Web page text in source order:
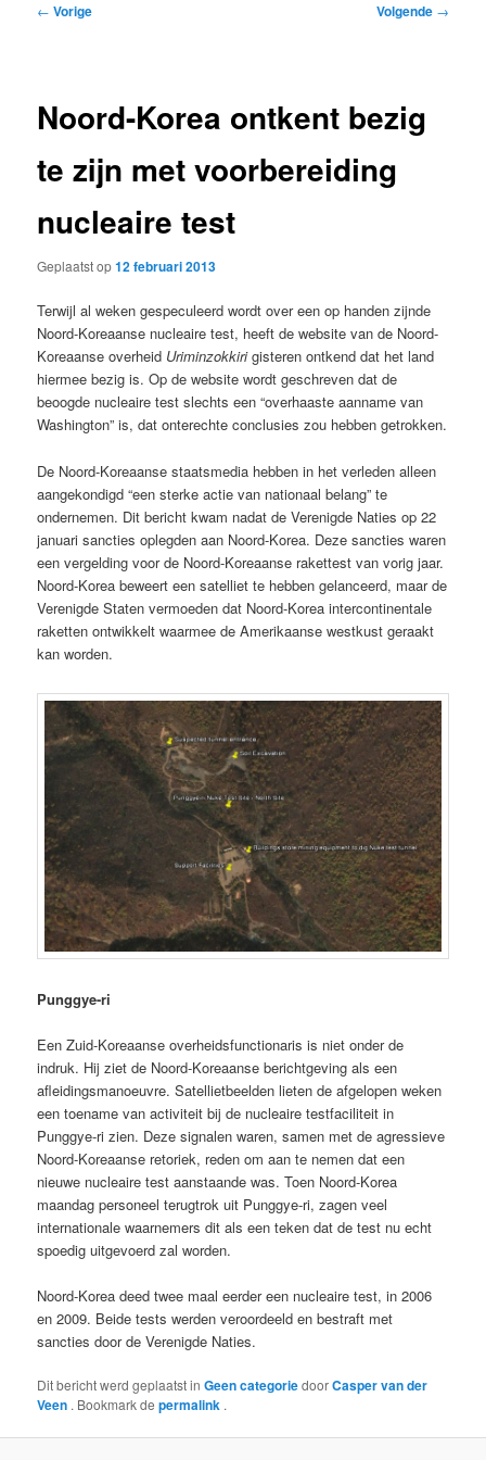
Bericht
← Vorige Volgende →
Noord-Korea ontkent bezig
te zijn met voorbereiding
nucleaire test
Geplaatst op12 februari 2013
Terwijl al weken gespeculeerd wordt over een op handen zijnde
Noord-Koreaanse nucleaire test, heeft de website van de Noord-
Koreaanse overheid Uriminzokkirigisteren ontkend dat het land
hiermee bezig is. Op de website wordt geschreven dat de
beoogde nucleaire test slechts een “overhaaste aanname van
Washington” is, dat onterechte conclusies zou hebben getrokken.
De Noord-Koreaanse staatsmedia hebben in het verleden alleen
aangekondigd “een sterke actie van nationaal belang” te
ondernemen. Dit bericht kwam nadat de Verenigde Naties op 22
januari sancties oplegden aan Noord-Korea. Deze sancties waren
een vergelding voor de Noord-Koreaanse rakettest van vorig jaar.
Noord-Korea beweert een satelliet te hebben gelanceerd, maar de
Verenigde Staten vermoeden dat Noord-Korea intercontinentale
raketten ontwikkelt waarmee de Amerikaanse westkust geraakt
kan worden.
Punggye-ri
Een Zuid-Koreaanse overheidsfunctionaris is niet onder de
indruk. Hij ziet de Noord-Koreaanse berichtgeving als een
afleidingsmanoeuvre. Satellietbeelden lieten de afgelopen weken
een toename van activiteit bij de nucleaire testfaciliteit in
Punggye-ri zien. Deze signalen waren, samen met de agressieve
Noord-Koreaanse retoriek, reden om aan te nemen dat een
nieuwe nucleaire test aanstaande was. Toen Noord-Korea
maandag personeel terugtrok uit Punggye-ri, zagen veel
internationale waarnemers dit als een teken dat de test nu echt
spoedig uitgevoerd zal worden.
Noord-Korea deed twee maal eerder een nucleaire test, in 2006
en 2009. Beide tests werden veroordeeld en bestraft met
sancties door de Verenigde Naties.
Dit bericht werd geplaatst inGeen categoriedoorCasper van der
Veen . Bookmark depermalink .